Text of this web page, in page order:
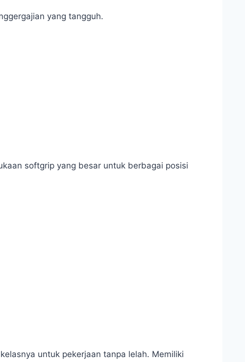
yang tangguh.
softgrip yang besar untuk berbagai posisi
untuk pekerjaan tanpa lelah. Memiliki